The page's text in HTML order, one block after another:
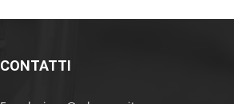
CONTATTI